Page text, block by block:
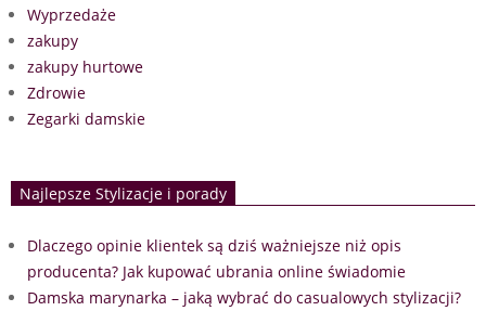
Wyprzedaże
zakupy
zakupy hurtowe
Zdrowie
Zegarki damskie
Najlepsze Stylizacje i porady
Dlaczego opinie klientek są dziś ważniejsze niż opis
producenta? Jak kupować ubrania online świadomie
Damska marynarka – jaką wybrać do casualowych stylizacji?